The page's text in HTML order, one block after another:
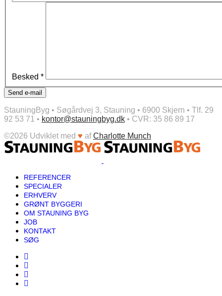
Besked *
Send e-mail
StauningByg • Søgårdvej 3, Stauning • 6900 Skjern • Tlf. 29
92 53 71 • kontor@stauningbyg.dk • CVR: 35 86 89 17
©2026 Udviklet med ♥ afCharlotte Munch
REFERENCER
SPECIALER
ERHVERV
GRØNT BYGGERI
OM STAUNING BYG
JOB
KONTAKT
SØG